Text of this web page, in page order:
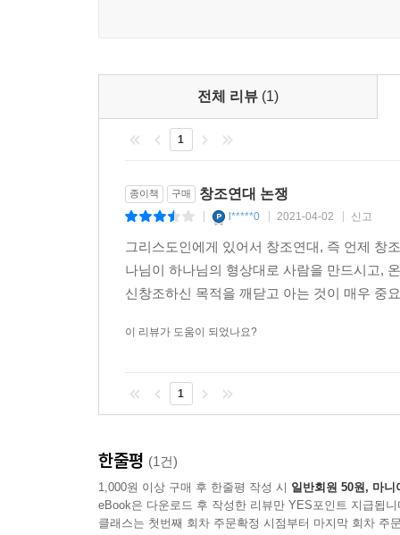
비판을 담고 있는 책들이 대부분이지, 양쪽의 주
비판하는 책입니다. 하지만 젊은지구론자들이
본서가 연대논쟁에 대한 좀 더 진지한 관심을 가
척추라고 할 수 있는 창조연대에 관심이 많은 분
긴 세월 동안 마음에 큰 짐으로 남아있던 창조연
박규준 박사(한국지질자원연구원 가속기질량분
본서는 지구의 창조연대 논쟁에서 무엇이 본질
물론, 신학적, 성경적, 교회사적 관심이 있는 모
이런 점에서 본서는 비록 젊은지구론을 비판하
것입니다.
한 가지 아쉬운 점이 있다면, 본서의 주제가 물리
있다는 것입니다. 하지만 저자는 여러 해 동안
전체 리뷰 (1)
1
종이책 구매 창조연대 논쟁
l*****0 2021-04-02 신고
그리스도인에게 있어서 창조연대, 즉 언제 창
나님이 하나님의 형상대로 사람을 만드시고,
신창조하신 목적을 깨닫고 아는 것이 매우 중
이 리뷰가 도움이 되었나요?
1
한줄평 (1건)
1,000원 이상 구매 후 한줄평 작성 시 일반회원 50원, 마니
eBook은 다운로드 후 작성한 리뷰만 YES포인트 지급됩니
클래스는 첫번째 회차 주문확정 시점부터 마지막 회차 주